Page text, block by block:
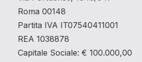
Roma 00148
Partita IVA IT07540411001
REA 1038878
Capitale Sociale: € 100.000,00